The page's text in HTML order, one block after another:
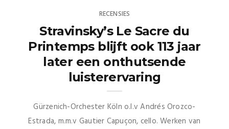
RECENSIES
Stravinsky’s Le Sacre du
Printemps blijft ook 113 jaar
later een onthutsende
luisterervaring
Gürzenich-Orchester Köln o.l.v Andrés Orozco-
Estrada, m.m.v Gautier Capuçon, cello. Werken van